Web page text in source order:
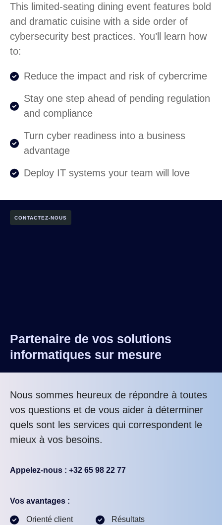
This limited-seating dining event features bold
and dramatic cuisine with a side order of
cybersecurity best practices. You’ll learn how
to:
Reduce the impact and risk of cybercrime
Stay one step ahead of pending regulation
and compliance
Turn cyber readiness into a business
advantage
Deploy IT systems your team will love
CONTACTEZ-NOUS
Partenaire de vos solutions
informatiques sur mesure
Nous sommes heureux de répondre à toutes
vos questions et de vous aider à déterminer
quels sont les services qui correspondent le
mieux à vos besoins.
Appelez-nous : +32 65 98 22 77
Vos avantages :
Orienté client Résultats